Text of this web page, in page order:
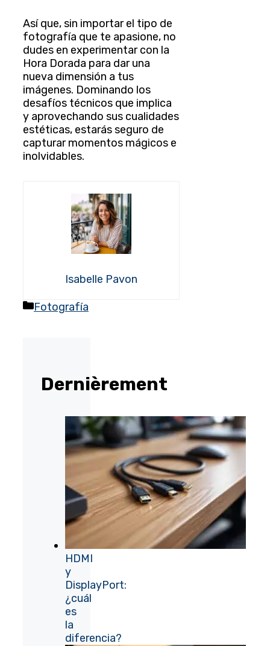
Así que, sin importar el tipo de
fotografía que te apasione, no
dudes en experimentar con la
Hora Dorada para dar una
nueva dimensión a tus
imágenes. Dominando los
desafíos técnicos que implica
y aprovechando sus cualidades
estéticas, estarás seguro de
capturar momentos mágicos e
inolvidables.
Isabelle Pavon
Categorías
Fotografía
Dernièrement
HDMI
y
DisplayPort:
¿cuál
es
la
diferencia?